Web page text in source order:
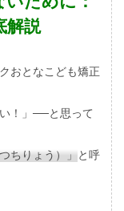
解説
おとなこども矯正
！」──と思って
ちりょう）」と呼